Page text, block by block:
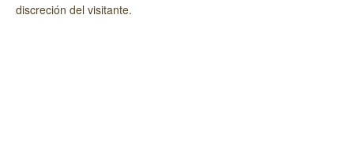
discreción del visitante.